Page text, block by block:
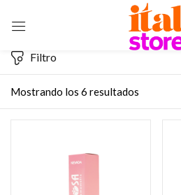
Mostrando los 6 resultados
Filtro
Sign in
Remember me